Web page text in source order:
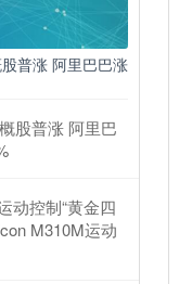
普涨 阿里巴巴涨
股普涨 阿里巴
动控制“黄金四
M310M运动